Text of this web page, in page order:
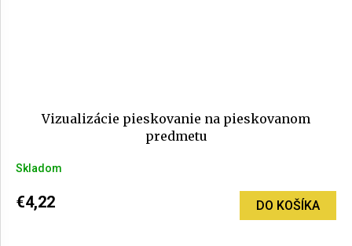
Vizualizácie pieskovanie na pieskovanom
predmetu
Skladom
€4,22 DO KOŠÍKA